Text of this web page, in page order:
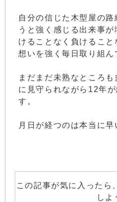
自分の信じた木型屋の路
うと強く感じる出来事
けることなく負けること
想いを強く毎日取り組ん
まだまだ未熟なところ
に見守られながら12年
す。
月日が経つのは本当に早
この記事が気に入ったら
しよ